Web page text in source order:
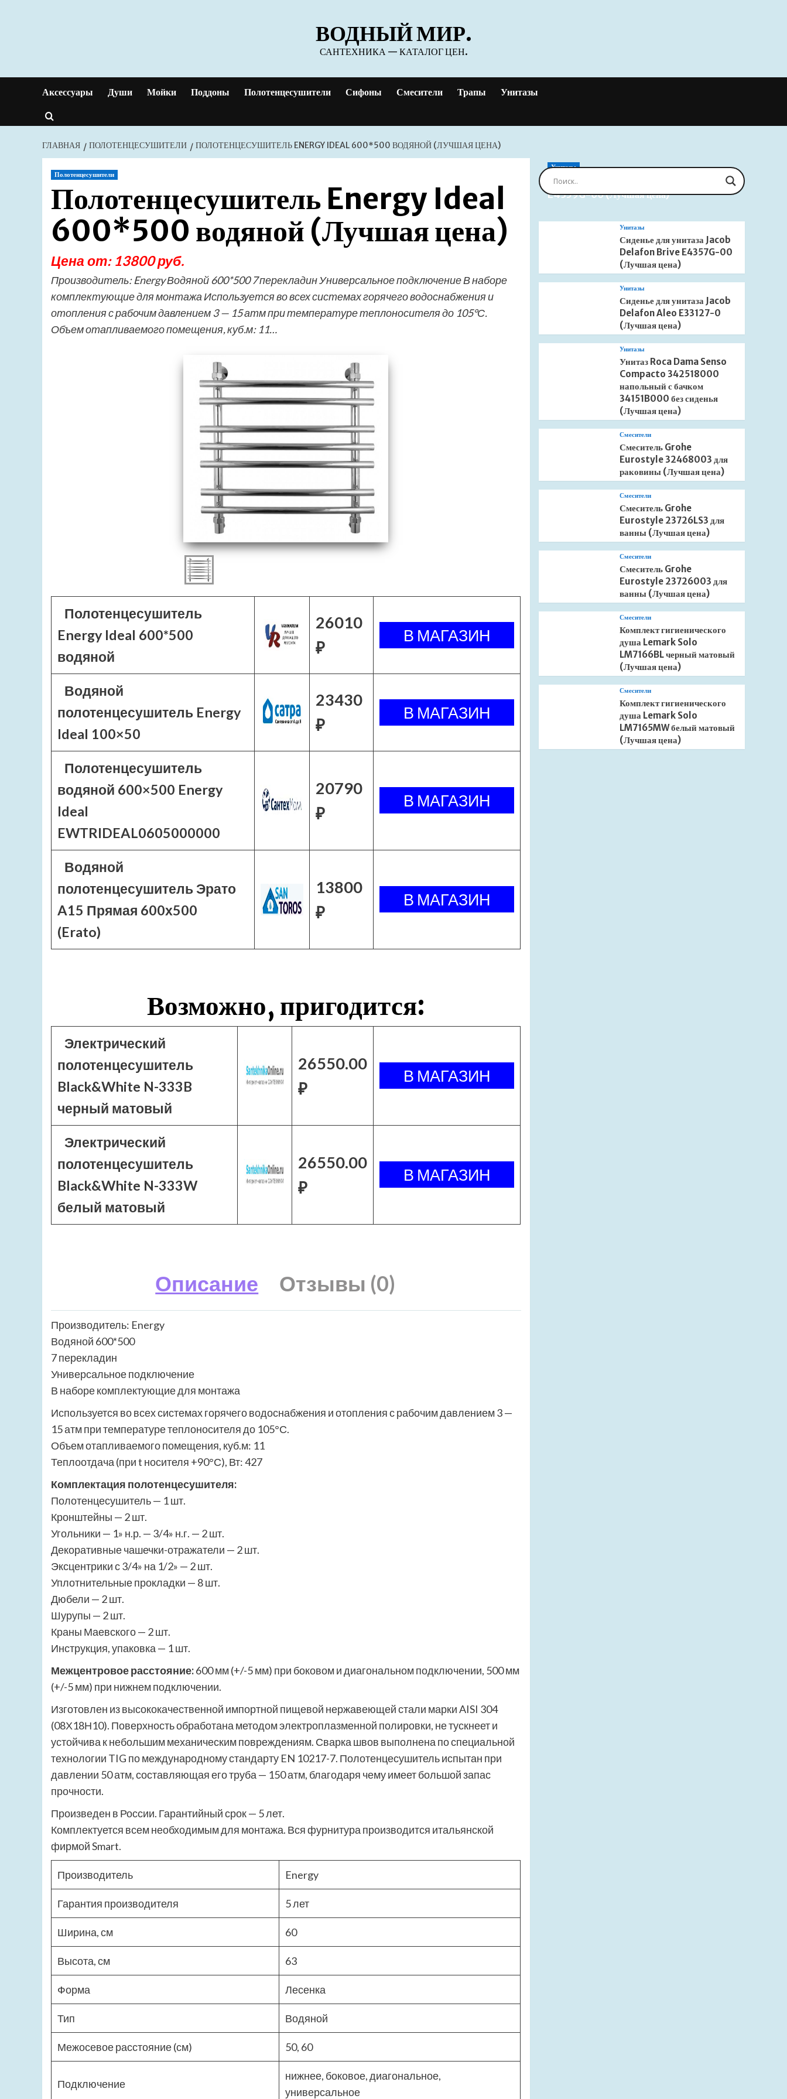
ВОДНЫЙ МИР.
САНТЕХНИКА — КАТАЛОГ ЦЕН.
Аксессуары Души Мойки Поддоны Полотенцесушители Сифоны Смесители Трапы Унитазы
ГЛАВНАЯ ПОЛОТЕНЦЕСУШИТЕЛИ ПОЛОТЕНЦЕСУШИТЕЛЬ ENERGY IDEAL 600*500 ВОДЯНОЙ (ЛУЧШАЯ ЦЕНА)
Полотенцесушители
Полотенцесушитель Energy Ideal
600*500 водяной (Лучшая цена)
Цена от: 13800 руб.
Производитель: Energy Водяной 600*500 7 перекладин Универсальное подключение В наборе
комплектующие для монтажа Используется во всех системах горячего водоснабжения и
отопления с рабочим давлением 3 — 15 атм при температуре теплоносителя до 105°С.
Объем отапливаемого помещения, куб.м: 11…
Полотенцесушитель
Energy Ideal 600*500
водяной
26010
₽
Водяной
полотенцесушитель Energy
Ideal 100×50
23430
₽
Полотенцесушитель
водяной 600×500 Energy
Ideal
EWTRIDEAL0605000000
20790
₽
Водяной
полотенцесушитель Эрато
A15 Прямая 600х500
(Erato)
13800
₽
Возможно, пригодится:
Электрический
полотенцесушитель
Black&White N-333B
черный матовый
26550.00
₽
Электрический
полотенцесушитель
Black&White N-333W
белый матовый
26550.00
₽
Описание Отзывы (0)
Производитель: Energy
Водяной 600*500
7 перекладин
Универсальное подключение
В наборе комплектующие для монтажа
Используется во всех системах горячего водоснабжения и отопления с рабочим давлением 3 —
15 атм при температуре теплоносителя до 105°С.
Объем отапливаемого помещения, куб.м: 11
Теплоотдача (при t носителя +90°С), Вт: 427
Комплектация полотенцесушителя:
Полотенцесушитель — 1 шт.
Кронштейны — 2 шт.
Угольники — 1» н.р. — 3/4» н.г. — 2 шт.
Декоративные чашечки-отражатели — 2 шт.
Эксцентрики с 3/4» на 1/2» — 2 шт.
Уплотнительные прокладки — 8 шт.
Дюбели — 2 шт.
Шурупы — 2 шт.
Краны Маевского — 2 шт.
Инструкция, упаковка — 1 шт.
Межцентровое расстояние:600 мм (+/-5 мм) при боковом и диагональном подключении, 500 мм
(+/-5 мм) при нижнем подключении.
Изготовлен из высококачественной импортной пищевой нержавеющей стали марки AISI 304
(08Х18Н10). Поверхность обработана методом электроплазменной полировки, не тускнеет и
устойчива к небольшим механическим повреждениям. Сварка швов выполнена по специальной
технологии TIG по международному стандарту EN 10217-7. Полотенцесушитель испытан при
давлении 50 атм, составляющая его труба — 150 атм, благодаря чему имеет большой запас
прочности.
Произведен в России. Гарантийный срок — 5 лет.
Комплектуется всем необходимым для монтажа. Вся фурнитура производится итальянской
фирмой Smart.
Производитель Energy
Гарантия производителя 5 лет
Ширина, см 60
Высота, см 63
Форма Лесенка
Тип Водяной
Межосевое расстояние (см) 50, 60
Подключение
нижнее, боковое, диагональное,
универсальное
Унитазы
Сиденье для унитаза Jacob Delafon Brive
E4359G-00 (Лучшая цена)
Унитазы
Сиденье для унитаза Jacob
Delafon Brive E4357G-00
(Лучшая цена)
Унитазы
Сиденье для унитаза Jacob
Delafon Aleo E33127-0
(Лучшая цена)
Унитазы
Унитаз Roca Dama Senso
Compacto 342518000
напольный с бачком
34151B000 без сиденья
(Лучшая цена)
Смесители
Смеситель Grohe
Eurostyle 32468003 для
раковины (Лучшая цена)
Смесители
Смеситель Grohe
Eurostyle 23726LS3 для
ванны (Лучшая цена)
Смесители
Смеситель Grohe
Eurostyle 23726003 для
ванны (Лучшая цена)
Смесители
Комплект гигиенического
душа Lemark Solo
LM7166BL черный матовый
(Лучшая цена)
Смесители
Комплект гигиенического
душа Lemark Solo
LM7165MW белый матовый
(Лучшая цена)